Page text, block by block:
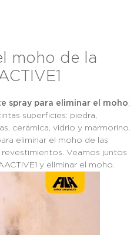
moho de la
spray para eliminar el moho;
superficies: piedra,
cerámica, vidrio y marmorino.
eliminar el moho de las
Veamos juntos
y eliminar el moho.